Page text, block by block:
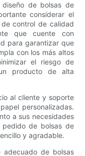
de bolsas de
considerar el
control de calidad
que cuente con
para garantizar que
con los más altos
el riesgo de
producto de alta
al cliente y soporte
personalizadas.
a sus necesidades
de bolsas de
y agradable.
adecuado de bolsas